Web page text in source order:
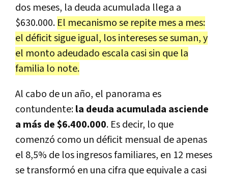
dos meses, la deuda acumulada llega a
$630.000. El mecanismo se repite mes a mes:
el déficit sigue igual, los intereses se suman, y
el monto adeudado escala casi sin que la
familia lo note.
Al cabo de un año, el panorama es
contundente:la deuda acumulada asciende
a más de $6.400.000. Es decir, lo que
comenzó como un déficit mensual de apenas
el 8,5% de los ingresos familiares, en 12 meses
se transformó en una cifra que equivale a casi